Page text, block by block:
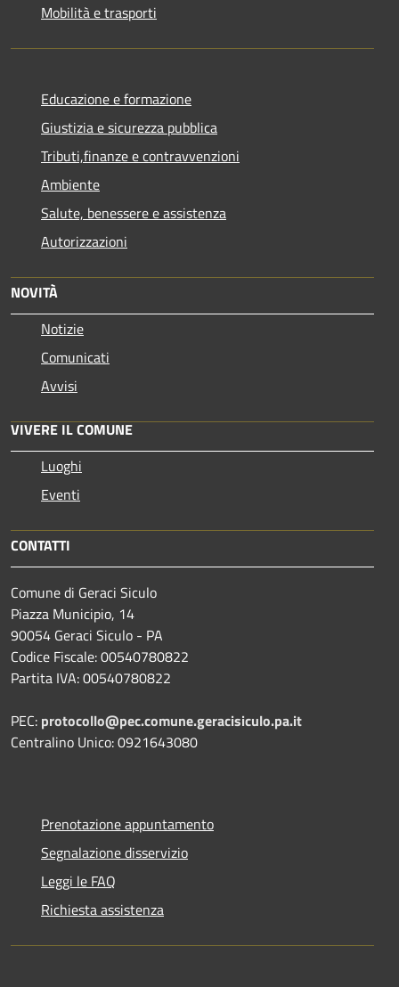
Mobilità e trasporti
Educazione e formazione
Giustizia e sicurezza pubblica
Tributi,finanze e contravvenzioni
Ambiente
Salute, benessere e assistenza
Autorizzazioni
NOVITÀ
Notizie
Comunicati
Avvisi
VIVERE IL COMUNE
Luoghi
Eventi
CONTATTI
Comune di Geraci Siculo
Piazza Municipio, 14
90054 Geraci Siculo - PA
Codice Fiscale: 00540780822
Partita IVA: 00540780822
PEC: protocollo@pec.comune.geracisiculo.pa.it
Centralino Unico: 0921643080
Prenotazione appuntamento
Segnalazione disservizio
Leggi le FAQ
Richiesta assistenza